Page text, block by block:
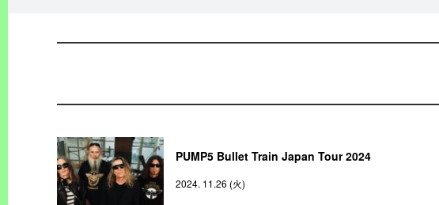
PUMP5 Bullet Train Japan Tour 2024
2024. 11.26 (火)